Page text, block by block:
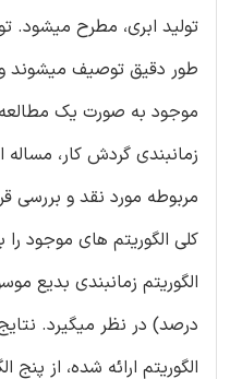
تولید ابری، مطرح میشود.
طور دقیق توصیف میشوند
موجود به صورت یک مطالعه
زمانبندی گردش کار،
مربوطه مورد نقد و بررسی
کلی الگوریتم های موجود را
درصد) در نظر میگیرد.
الگوریتم ارائه شده، از پنج